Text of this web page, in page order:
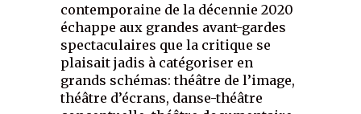
contemporaine de la décennie 2020
échappe aux grandes avant-gardes
spectaculaires que la critique se
plaisait jadis à catégoriser en
grands schémas: théâtre de l’image,
théâtre d’écrans, danse-théâtre